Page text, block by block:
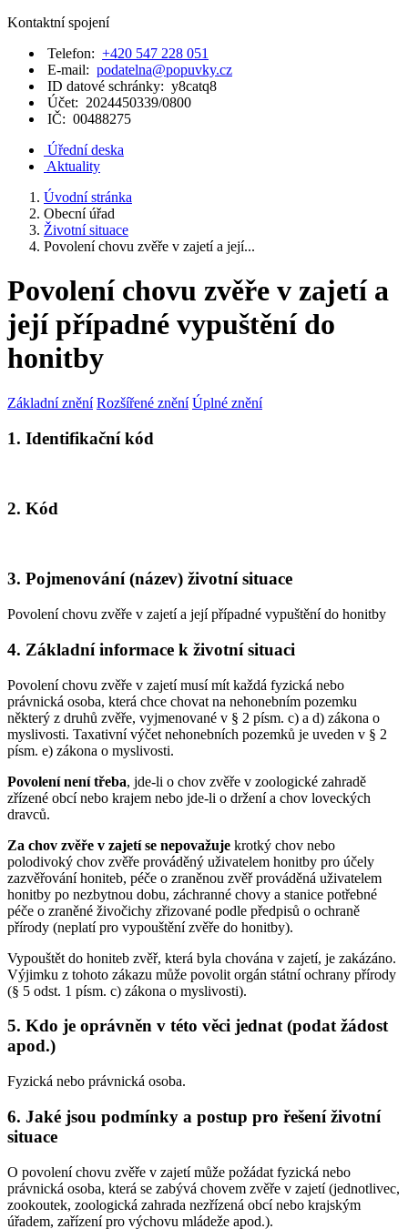
Kontaktní spojení
Telefon: +420 547 228 051
E-mail: podatelna@popuvky.cz
ID datové schránky: y8catq8
Účet: 2024450339/0800
IČ: 00488275
Úřední deska
Aktuality
Úvodní stránka
Obecní úřad
Životní situace
Povolení chovu zvěře v zajetí a její...
Povolení chovu zvěře v zajetí a
její případné vypuštění do
honitby
Základní znění Rozšířené znění Úplné znění
1. Identifikační kód
2. Kód
3. Pojmenování (název) životní situace
Povolení chovu zvěře v zajetí a její případné vypuštění do honitby
4. Základní informace k životní situaci
Povolení chovu zvěře v zajetí musí mít každá fyzická nebo
právnická osoba, která chce chovat na nehonebním pozemku
některý z druhů zvěře, vyjmenované v § 2 písm. c) a d) zákona o
myslivosti. Taxativní výčet nehonebních pozemků je uveden v § 2
písm. e) zákona o myslivosti.
Povolení není třeba, jde-li o chov zvěře v zoologické zahradě
zřízené obcí nebo krajem nebo jde-li o držení a chov loveckých
dravců.
Za chov zvěře v zajetí se nepovažuje krotký chov nebo
polodivoký chov zvěře prováděný uživatelem honitby pro účely
zazvěřování honiteb, péče o zraněnou zvěř prováděná uživatelem
honitby po nezbytnou dobu, záchranné chovy a stanice potřebné
péče o zraněné živočichy zřizované podle předpisů o ochraně
přírody (neplatí pro vypouštění zvěře do honitby).
Vypouštět do honiteb zvěř, která byla chována v zajetí, je zakázáno.
Výjimku z tohoto zákazu může povolit orgán státní ochrany přírody
(§ 5 odst. 1 písm. c) zákona o myslivosti).
5. Kdo je oprávněn v této věci jednat (podat žádost
apod.)
Fyzická nebo právnická osoba.
6. Jaké jsou podmínky a postup pro řešení životní
situace
O povolení chovu zvěře v zajetí může požádat fyzická nebo
právnická osoba, která se zabývá chovem zvěře v zajetí (jednotlivec,
zookoutek, zoologická zahrada nezřízená obcí nebo krajským
úřadem, zařízení pro výchovu mládeže apod.).